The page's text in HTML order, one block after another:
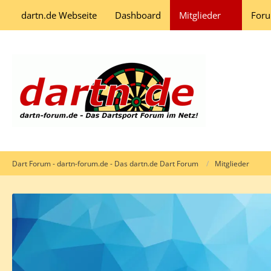
dartn.de Webseite Dashboard Mitglieder
Dart Forum - dartn-forum.de - Das dartn.de Dart Forum Mitglieder